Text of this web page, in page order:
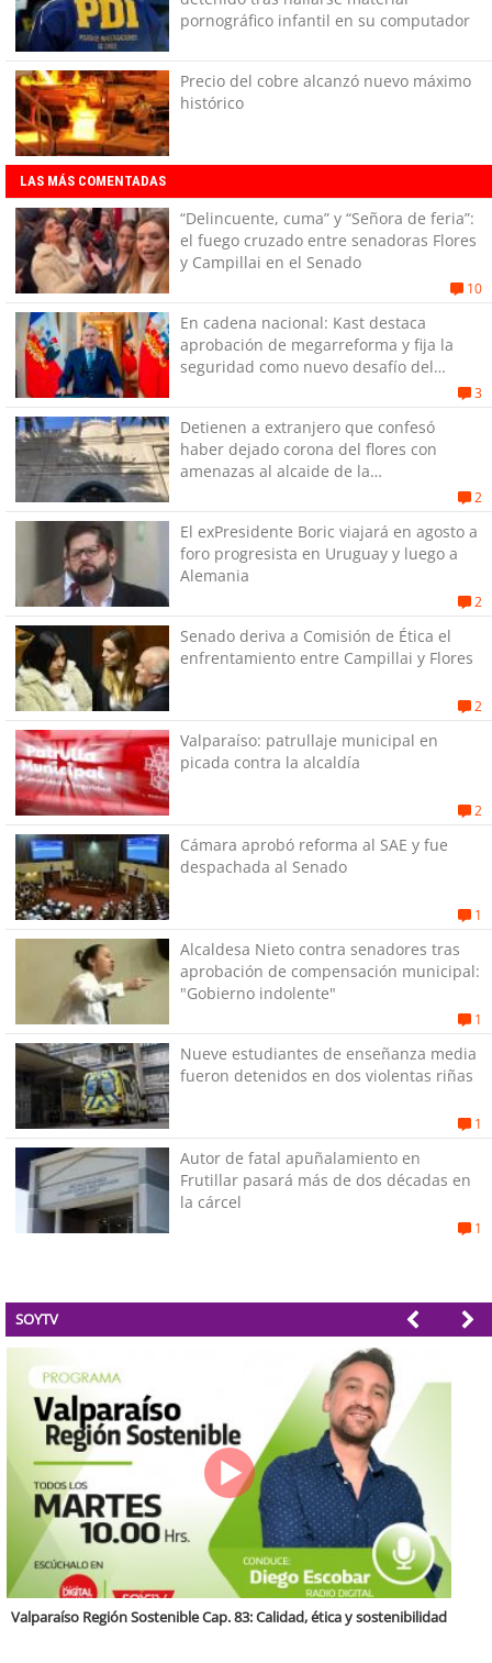
pornográfico infantil en su computador
Precio del cobre alcanzó nuevo máximo
histórico
LAS MÁS COMENTADAS
“Delincuente, cuma” y “Señora de feria”:
el fuego cruzado entre senadoras Flores
y Campillai en el Senado
10
En cadena nacional: Kast destaca
aprobación de megarreforma y fija la
seguridad como nuevo desafío del
3
Detienen a extranjero que confesó
haber dejado corona del flores con
amenazas al alcaide de la
2
El exPresidente Boric viajará en agosto a
foro progresista en Uruguay y luego a
Alemania
2
Senado deriva a Comisión de Ética el
enfrentamiento entre Campillai y Flores
2
Valparaíso: patrullaje municipal en
picada contra la alcaldía
2
Cámara aprobó reforma al SAE y fue
despachada al Senado
1
Alcaldesa Nieto contra senadores tras
aprobación de compensación municipal:
"Gobierno indolente"
1
Nueve estudiantes de enseñanza media
fueron detenidos en dos violentas riñas
1
Autor de fatal apuñalamiento en
Frutillar pasará más de dos décadas en
la cárcel
1
SOYTV